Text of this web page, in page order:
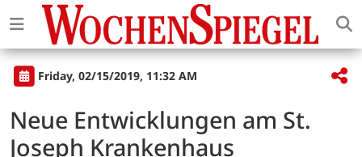
Friday, 02/15/2019, 11:32 AM
Neue Entwicklungen am St.
Joseph Krankenhaus